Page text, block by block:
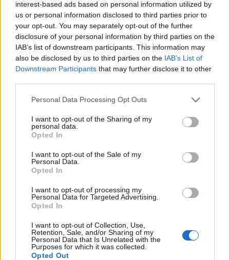
interest-based ads based on personal information utilized by
us or personal information disclosed to third parties prior to
your opt-out. You may separately opt-out of the further
disclosure of your personal information by third parties on the
IAB’s list of downstream participants. This information may
also be disclosed by us to third parties on the IAB’s List of
Downstream Participants that may further disclose it to other
Personal Data Processing Opt Outs
I want to opt-out of the Sharing of my
personal data.
Opted In
I want to opt-out of the Sale of my
Personal Data.
Opted In
I want to opt-out of processing my
Personal Data for Targeted Advertising.
Opted In
I want to opt-out of Collection, Use,
Retention, Sale, and/or Sharing of my
Personal Data that Is Unrelated with the
Purposes for which it was collected.
Opted Out
In evidenza